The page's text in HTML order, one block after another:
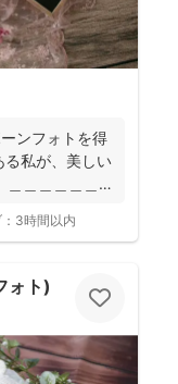
ンフォトを得
る私が、美しい
＿＿＿＿＿
3時間以内
ォト)